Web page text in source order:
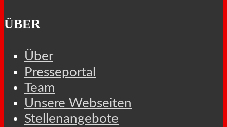
ÜBER
Über
Presseportal
Team
Unsere Webseiten
Stellenangebote